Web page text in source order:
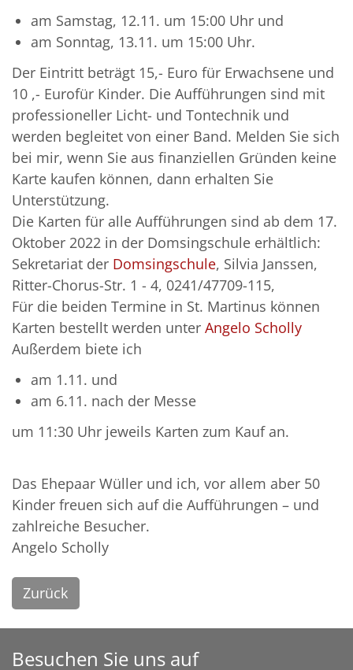
am Samstag, 12.11. um 15:00 Uhr und
am Sonntag, 13.11. um 15:00 Uhr.
Der Eintritt beträgt 15,- Euro für Erwachsene und
10 ,- Eurofür Kinder. Die Aufführungen sind mit
professioneller Licht- und Tontechnik und
werden begleitet von einer Band. Melden Sie sich
bei mir, wenn Sie aus finanziellen Gründen keine
Karte kaufen können, dann erhalten Sie
Unterstützung.
Die Karten für alle Aufführungen sind ab dem 17.
Oktober 2022 in der Domsingschule erhältlich:
Sekretariat der Domsingschule, Silvia Janssen,
Ritter-Chorus-Str. 1 - 4, 0241/47709-115,
Für die beiden Termine in St. Martinus können
Karten bestellt werden unter Angelo Scholly
Außerdem biete ich
am 1.11. und
am 6.11. nach der Messe
um 11:30 Uhr jeweils Karten zum Kauf an.
Das Ehepaar Wüller und ich, vor allem aber 50
Kinder freuen sich auf die Aufführungen – und
zahlreiche Besucher.
Angelo Scholly
Zurück
Besuchen Sie uns auf